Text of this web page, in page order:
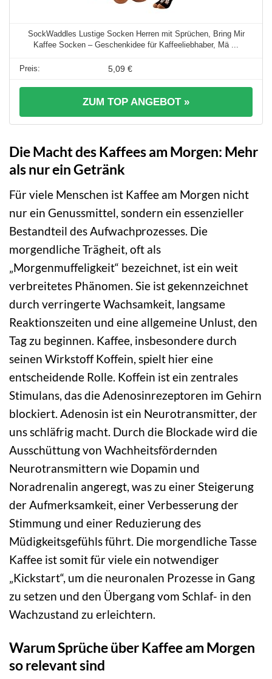
SockWaddles Lustige Socken Herren mit Sprüchen, Bring Mir
Kaffee Socken – Geschenkidee für Kaffeeliebhaber, Mä ...
5,09 €
ZUM TOP ANGEBOT »
Die Macht des Kaffees am Morgen: Mehr
als nur ein Getränk
Für viele Menschen ist Kaffee am Morgen nicht
nur ein Genussmittel, sondern ein essenzieller
Bestandteil des Aufwachprozesses. Die
morgendliche Trägheit, oft als
„Morgenmuffeligkeit“ bezeichnet, ist ein weit
verbreitetes Phänomen. Sie ist gekennzeichnet
durch verringerte Wachsamkeit, langsame
Reaktionszeiten und eine allgemeine Unlust, den
Tag zu beginnen. Kaffee, insbesondere durch
seinen Wirkstoff Koffein, spielt hier eine
entscheidende Rolle. Koffein ist ein zentrales
Stimulans, das die Adenosinrezeptoren im Gehirn
blockiert. Adenosin ist ein Neurotransmitter, der
uns schläfrig macht. Durch die Blockade wird die
Ausschüttung von Wachheitsfördernden
Neurotransmittern wie Dopamin und
Noradrenalin angeregt, was zu einer Steigerung
der Aufmerksamkeit, einer Verbesserung der
Stimmung und einer Reduzierung des
Müdigkeitsgefühls führt. Die morgendliche Tasse
Kaffee ist somit für viele ein notwendiger
„Kickstart“, um die neuronalen Prozesse in Gang
zu setzen und den Übergang vom Schlaf- in den
Wachzustand zu erleichtern.
Warum Sprüche über Kaffee am Morgen
so relevant sind